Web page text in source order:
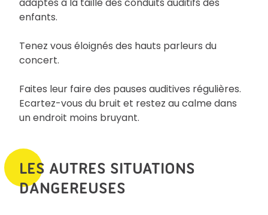
enfants.
Tenez vous éloignés des hauts parleurs du
concert.
Faites leur faire des pauses auditives régulières.
Ecartez-vous du bruit et restez au calme dans
un endroit moins bruyant.
LES AUTRES SITUATIONS
DANGEREUSES